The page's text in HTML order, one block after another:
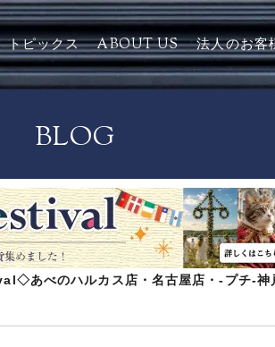
トピックス ABOUT US 法人のお客
BLOG
あべのハルカス店・名古屋店・-プチ-神